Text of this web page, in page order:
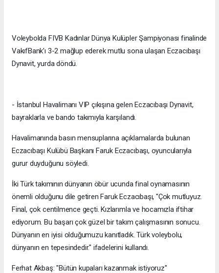
Voleybolda FIVB Kadınlar Dünya Kulüpler Şampiyonası finalinde
VakıfBank'ı 3-2 mağlup ederek mutlu sona ulaşan Eczacıbaşı
Dynavit, yurda döndü.
- İstanbul Havalimanı VIP çıkışına gelen Eczacıbaşı Dynavit,
bayraklarla ve bando takımıyla karşılandı.
Havalimanında basın mensuplarına açıklamalarda bulunan
Eczacıbaşı Kulübü Başkanı Faruk Eczacıbaşı, oyuncularıyla
gurur duyduğunu söyledi.
İki Türk takımının dünyanın öbür ucunda final oynamasının
önemli olduğunu dile getiren Faruk Eczacıbaşı, "Çok mutluyuz.
Final, çok centilmence geçti. Kızlarımla ve hocamızla iftihar
ediyorum. Bu başarı çok güzel bir takım çalışmasının sonucu.
Dünyanın en iyisi olduğumuzu kanıtladık. Türk voleybolu,
dünyanın en tepesindedir." ifadelerini kullandı.
Ferhat Akbaş: "Bütün kupaları kazanmak istiyoruz"